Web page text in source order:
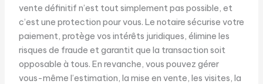
vente définitif n’est tout simplement pas possible, et
c’est une protection pour vous. Le notaire sécurise votre
paiement, protège vos intérêts juridiques, élimine les
risques de fraude et garantit que la transaction soit
opposable à tous. En revanche, vous pouvez gérer
vous-même l’estimation, la mise en vente, les visites, la